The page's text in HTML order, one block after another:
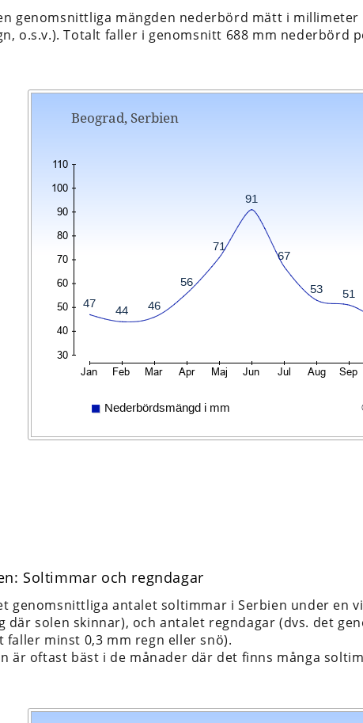
genomsnittliga mängden nederbörd mätt i
o.s.v.). Totalt faller i genomsnitt 688 mm nederbörd
Soltimmar och regndagar
genomsnittliga antalet soltimmar i Serbien under en
där solen skinnar), och antalet regndagar (dvs. det
faller minst 0,3 mm regn eller snö).
är oftast bäst i de månader där det finns många